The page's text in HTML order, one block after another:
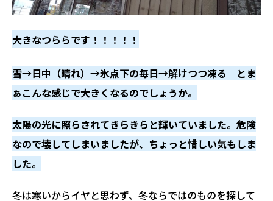
大きなつららです！！！！！
雪→日中（晴れ）→氷点下の毎日→解けつつ凍る とま
ぁこんな感じで大きくなるのでしょうか。
太陽の光に照らされてきらきらと輝いていました。 危険
なので壊してしまいましたが、ちょっと惜しい気もしま
した。
冬は寒いからイヤと思わず、冬ならではのものを探して